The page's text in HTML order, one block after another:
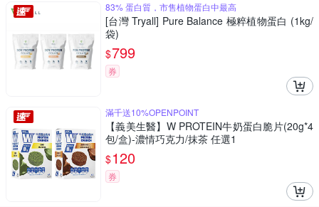
83% 蛋白質，市售植物蛋白中最高
[台灣 Tryall] Pure Balance 極粹植物蛋白 (1kg/
袋)
$799
券
滿千送10%OPENPOINT
【義美生醫】W PROTEIN牛奶蛋白脆片(20g*4
包/盒)-濃情巧克力/抹茶 任選1
$120
券